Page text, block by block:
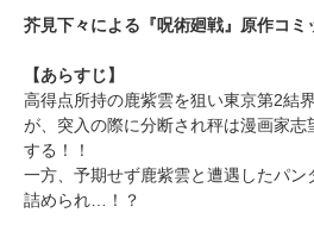
芥見下々による『呪術廻戦』原作コミ
【あらすじ】
高得点所持の鹿紫雲を狙い東京第2結
が、突入の際に分断され秤は漫画家
する！！
一方、予期せず鹿紫雲と遭遇したパ
詰められ…！？